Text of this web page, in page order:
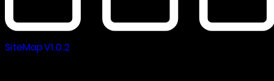
SiteMap V1.0.2